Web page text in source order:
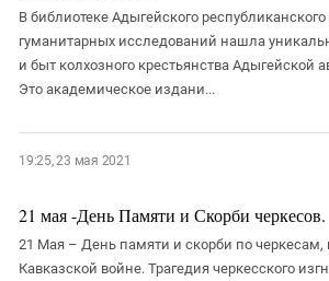
В библиотеке Адыгейского республиканского
гуманитарных исследований нашла
и быт колхозного крестьянства Адыгейской
Это академическое издани...
19:25, 23 мая 2021
21 мая -День Памяти и Скорби черкесов.
21 Мая – День памяти и скорби по
Кавказской войне. Трагедия черкесского